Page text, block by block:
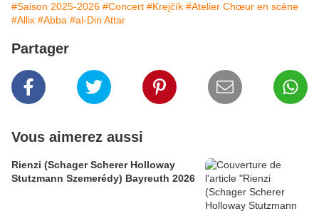
#Saison 2025-2026 #Concert #Krejčík #Atelier Chœur en scène
#Allix #Abba #al-Din Attar
Partager
Vous aimerez aussi
Rienzi (Schager Scherer Holloway
Stutzmann Szemerédy) Bayreuth 2026